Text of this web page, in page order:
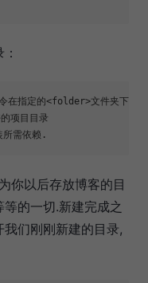
在指定的<folder>文件夹下初
项目目录
所需依赖.
你以后存放博客的目
的一切.新建完成之
们刚刚新建的目录,